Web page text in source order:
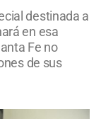
destinada a
en esa
Fe no
de sus